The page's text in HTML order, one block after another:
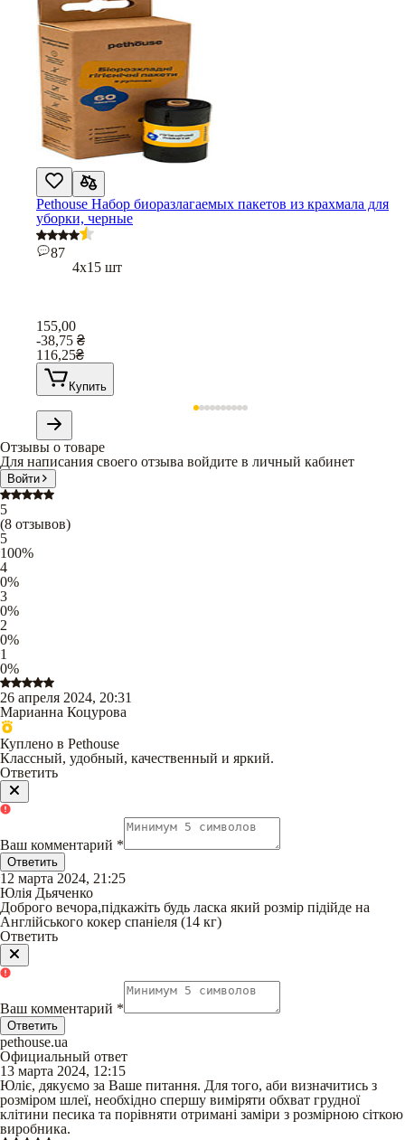
Pethouse Набор биоразлагаемых пакетов из крахмала для
уборки, черные
87
4х15 шт
155,00
-38,75 ₴
116,25₴
Купить
Отзывы о товаре
Для написания своего отзыва войдите в личный кабинет
Войти
5
(8 отзывов)
5
100%
4
0%
3
0%
2
0%
1
0%
26 апреля 2024, 20:31
Марианна Коцурова
Куплено в Pethouse
Классный, удобный, качественный и яркий.
Ответить
Ваш комментарий *
Ответить
12 марта 2024, 21:25
Юлія Дьяченко
Доброго вечора,підкажіть будь ласка який розмір підійде на
Англійського кокер спаніеля (14 кг)
Ответить
Ваш комментарий *
Ответить
pethouse.ua
Официальный ответ
13 марта 2024, 12:15
Юліє, дякуємо за Ваше питання. Для того, аби визначитись з
розміром шлеї, необхідно спершу виміряти обхват грудної
клітини песика та порівняти отримані заміри з розмірною сіткою
виробника.